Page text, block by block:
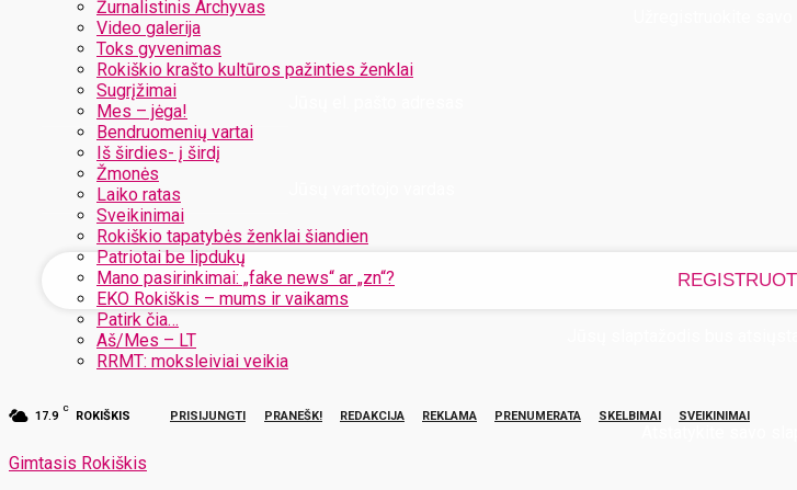
Žurnalistinis Archyvas
Video galerija
Toks gyvenimas
Rokiškio krašto kultūros pažinties ženklai
Sugrįžimai
Mes – jėga!
Bendruomenių vartai
Iš širdies- į širdį
Žmonės
Laiko ratas
Sveikinimai
Rokiškio tapatybės ženklai šiandien
Patriotai be lipdukų
Mano pasirinkimai: „fake news“ ar „zn“?
EKO Rokiškis – mums ir vaikams
Patirk čia…
Aš/Mes – LT
RRMT: moksleiviai veikia
17.9
C
ROKIŠKIS PRISIJUNGTI PRANEŠK! REDAKCIJA REKLAMA PRENUMERATA SKELBIMAI SVEIKINIMAI
Gimtasis Rokiškis